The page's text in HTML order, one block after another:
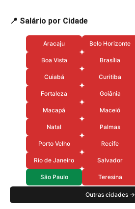
📍 Salário por Cidade
Aracaju Belo Horizonte
Boa Vista Brasília
Cuiabá Curitiba
Fortaleza Goiânia
Macapá Maceió
Natal Palmas
Porto Velho Recife
Rio de Janeiro Salvador
São Paulo Teresina
Outras cidades →